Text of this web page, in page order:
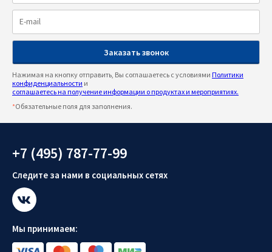
Нажимая на кнопку отправить, Вы соглашаетесь с условиями Политики
конфиденциальности и
соглашаетесь на получение информации о продуктах и мероприятиях.
*Обязательные поля для заполнения.
+7 (495) 787-77-99
Следите за нами в социальных сетях
Мы принимаем: